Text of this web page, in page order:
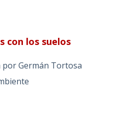
con los suelos
por Germán Tortosa